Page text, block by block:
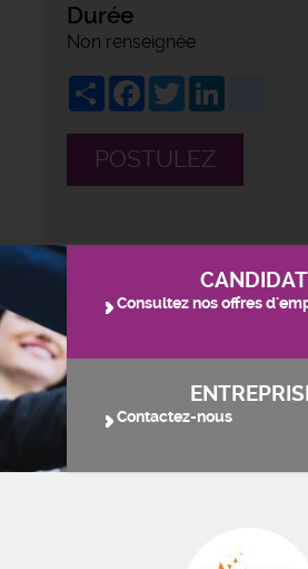
Durée
Non renseignée
ShareFacebook
Twitter
POSTULEZ
Consultez nos offres
Contactez-nous